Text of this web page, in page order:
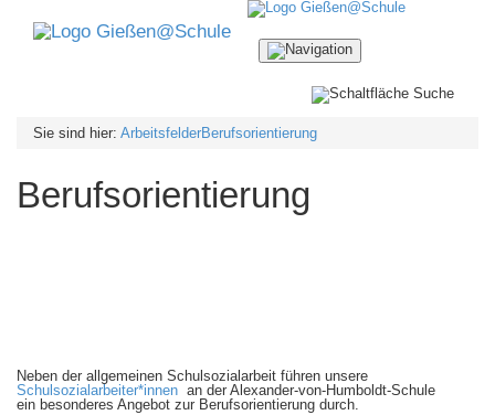
Navigation
ein-/ausblenden
Sie sind hier: ArbeitsfelderBerufsorientierung
Berufsorientierung
Neben der allgemeinen Schulsozialarbeit führen unsere
Schulsozialarbeiter*innen an der Alexander-von-Humboldt-Schule
ein besonderes Angebot zur Berufsorientierung durch.